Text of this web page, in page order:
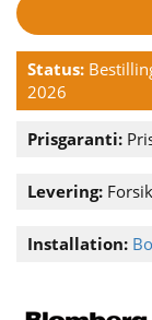
Status:
2026
Prisgaranti:
Levering:
Installation: